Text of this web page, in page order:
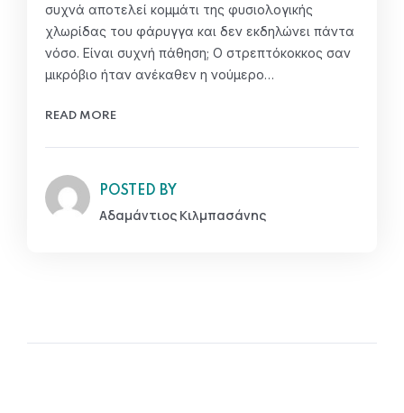
συχνά αποτελεί κομμάτι της φυσιολογικής
χλωρίδας του φάρυγγα και δεν εκδηλώνει πάντα
νόσο. Είναι συχνή πάθηση; Ο στρεπτόκοκκος σαν
μικρόβιο ήταν ανέκαθεν η νούμερο…
READ MORE
POSTED BY
Αδαμάντιος Κιλμπασάνης